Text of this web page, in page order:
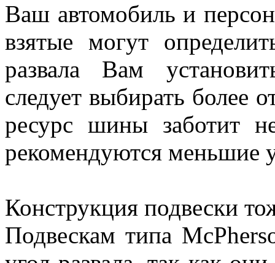
Ваш автомобиль и
взятые могут
развала Вам
следует выбирать более
ресурс шины заботит
рекомендуются меньшие
Конструкция подвески
Подвескам типа